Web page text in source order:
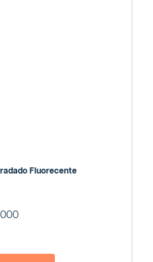
Fluorecente